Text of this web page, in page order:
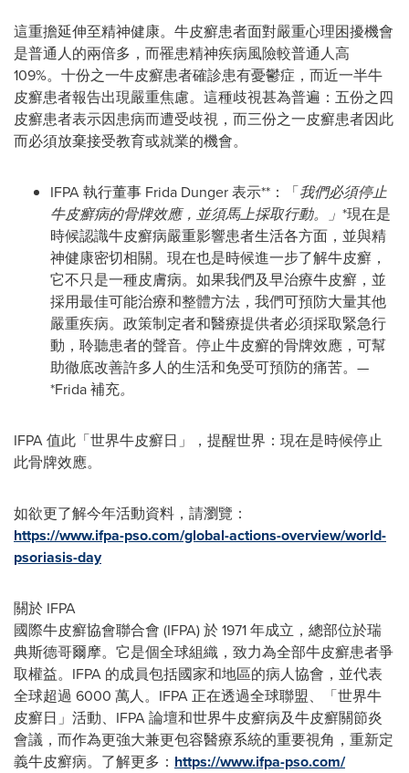
這重擔延伸至精神健康。牛皮癬患者面對嚴重心理困擾機會
是普通人的兩倍多，而罹患精神疾病風險較普通人高
109%。十份之一牛皮癬患者確診患有憂鬱症，而近一半牛
皮癬患者報告出現嚴重焦慮。這種歧視甚為普遍：五份之四
皮癬患者表示因患病而遭受歧視，而三份之一皮癬患者因此
而必須放棄接受教育或就業的機會。
IFPA 執行董事 Frida Dunger 表示**：「我們必須停止
牛皮癬病的骨牌效應，並須馬上採取行動。」 *現在是
時候認識牛皮癬病嚴重影響患者生活各方面，並與精
神健康密切相關。現在也是時候進一步了解牛皮癬，
它不只是一種皮膚病。如果我們及早治療牛皮癬，並
採用最佳可能治療和整體方法，我們可預防大量其他
嚴重疾病。政策制定者和醫療提供者必須採取緊急行
動，聆聽患者的聲音。停止牛皮癬的骨牌效應，可幫
助徹底改善許多人的生活和免受可預防的痛苦。—
*Frida 補充。
IFPA 值此「世界牛皮癬日」，提醒世界：現在是時候停止
此骨牌效應。
如欲更了解今年活動資料，請瀏覽：
https://www.ifpa-pso.com/global-actions-overview/world-
psoriasis-day
關於 IFPA
國際牛皮癬協會聯合會 (IFPA) 於 1971 年成立，總部位於瑞
典斯德哥爾摩。它是個全球組織，致力為全部牛皮癬患者爭
取權益。IFPA 的成員包括國家和地區的病人協會，並代表
全球超過 6000 萬人。IFPA 正在透過全球聯盟、「世界牛
皮癬日」活動、IFPA 論壇和世界牛皮癬病及牛皮癬關節炎
會議，而作為更強大兼更包容醫療系統的重要視角，重新定
義牛皮癬病。了解更多： https://www.ifpa-pso.com/